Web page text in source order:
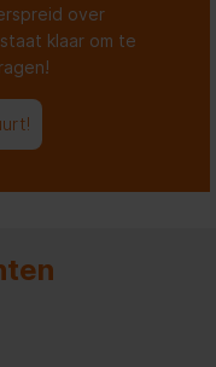
over
klaar om te